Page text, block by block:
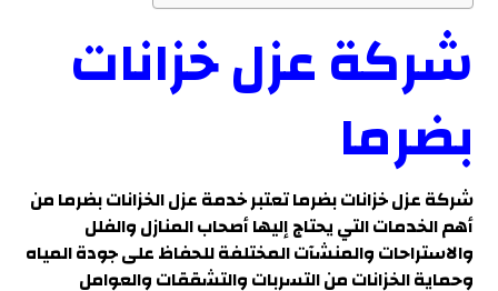
شركة عزل خزانات
بضرما
شركة عزل خزانات بضرماتعتبر خدمة عزل الخزانات بضرما من
أهم الخدمات التي يحتاج إليها أصحاب المنازل والفلل
والاستراحات والمنشآت المختلفة للحفاظ على جودة المياه
وحماية الخزانات من التسربات والتشققات والعوامل